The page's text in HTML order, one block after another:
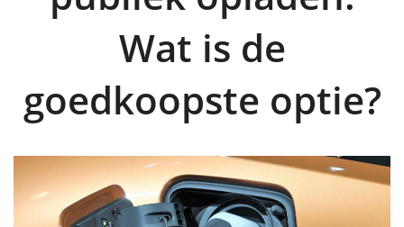
Wat is de
goedkoopste optie?